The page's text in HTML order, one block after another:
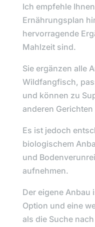
Ich empfehle
Ernährungsplan
hervorragende
Mahlzeit sind.
Sie ergänzen alle
Wildfangfisch,
und können zu
anderen
Es ist jedoch
biologischem
und
aufnehmen.
Der eigene Anbau
Option und eine
als die Suche